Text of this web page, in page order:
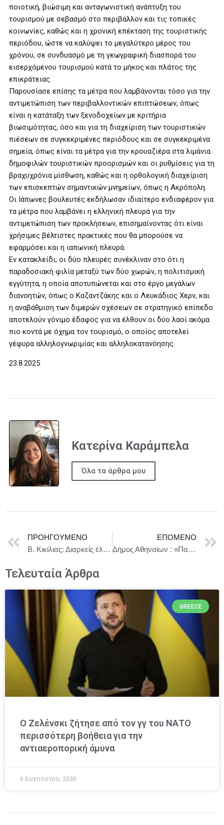
ποιοτική, βιώσιμη και ανταγωνιστική ανάπτυξη του
τουρισμού με σεβασμό στο περιβάλλον και τις τοπικές
κοινωνίες, καθώς και η χρονική επέκταση της τουριστικής
περιόδου, ώστε να καλύψει το μεγαλύτερο μέρος του
χρόνου, σε συνδυασμό με τη γεωγραφική διασπορά του
εισερχόμενου τουρισμού κατά το μήκος και πλάτος της
επικράτειας.
Παρουσίασε επίσης τα μέτρα που λαμβάνονται τόσο για την
αντιμετώπιση των περιβαλλοντικών επιπτώσεων, όπως
είναι η κατάταξη των ξενοδοχείων με κριτήρια
βιωσιμότητας, όσο και για τη διαχείριση των τουριστικών
πιέσεων σε συγκεκριμένες περιόδους και σε συγκεκριμένα
σημεία, όπως είναι τα μέτρα για την κρουαζιέρα στα λιμάνια
δημοφιλών τουριστικών προορισμών και οι ρυθμίσεις για τη
βραχυχρόνια μίσθωση, καθώς και η ορθολογική διαχείριση
των επισκεπτών σημαντικών μνημείων, όπως η Ακρόπολη.
Οι Ιάπωνες βουλευτές εκδήλωσαν ιδιαίτερο ενδιαφέρον για
τα μέτρα που λαμβάνει η ελληνική πλευρά για την
αντιμετώπιση των προκλήσεων, επισημαίνοντας ότι είναι
χρήσιμες βέλτιστες πρακτικές που θα μπορούσε να
εφαρμόσει και η ιαπωνική πλευρά.
Εν κατακλείδι, οι δύο πλευρές συνέκλιναν στο ότι η
παραδοσιακή φιλία μεταξύ των δύο χωρών, η πολιτισμική
εγγύτητα, η οποία αποτυπώνεται και στο έργο μεγάλων
διανοητών, όπως ο Καζαντζάκης και ο Λευκάδιος Χερν, και
η αναβάθμιση των διμερών σχέσεων σε στρατηγικό επίπεδο
αποτελούν γόνιμο έδαφος για να έλθουν οι δύο λαοί ακόμα
πιο κοντά με όχημα τον τουρισμό, ο οποίος αποτελεί
γέφυρα αλληλογνωριμίας και αλληλοκατανόησης.
23.8.2025
Κατερίνα Καράμπελα
Όλα τα άρθρα μου
ΠΡΟΗΓΟΎΜΕΝΟ
Β. Κικίλιας: Διαρκείς έλεγχοι στην ακτοπλοΐα σε ημερόπλοια
ΕΠΌΜΕΝΟ
Δήμος Αθηναίων : «Παράνομος χώρος ταφής ζώων συντροφιάς από το 2021»
Τελευταία Άρθρα
GREECE
Ο Ζελένσκι ζήτησε από τον γγ του ΝΑΤΟ
περισσότερη βοήθεια για την
αντιαεροπορική άμυνα
6 Αυγούστου, 2026